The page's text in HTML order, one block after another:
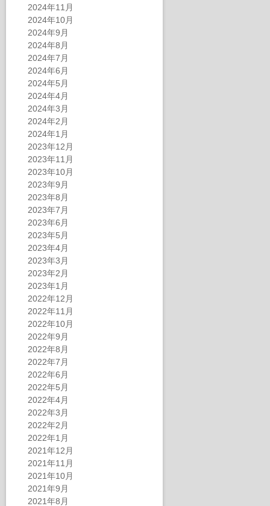
2024年11月
2024年10月
2024年9月
2024年8月
2024年7月
2024年6月
2024年5月
2024年4月
2024年3月
2024年2月
2024年1月
2023年12月
2023年11月
2023年10月
2023年9月
2023年8月
2023年7月
2023年6月
2023年5月
2023年4月
2023年3月
2023年2月
2023年1月
2022年12月
2022年11月
2022年10月
2022年9月
2022年8月
2022年7月
2022年6月
2022年5月
2022年4月
2022年3月
2022年2月
2022年1月
2021年12月
2021年11月
2021年10月
2021年9月
2021年8月